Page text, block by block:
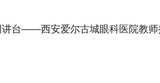
讲台——西安爱尔古城眼科医院教